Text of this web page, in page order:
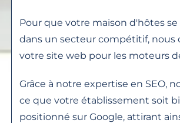
Pour que votre maison d'hôtes
dans un secteur compétitif, nous
votre site web pour les moteurs
Grâce à notre expertise en SEO,
ce que votre établissement soit
positionné sur Google, attirant